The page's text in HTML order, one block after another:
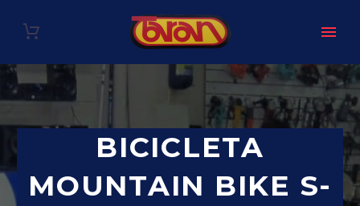
BICICLETA
MOUNTAIN BIKE S-